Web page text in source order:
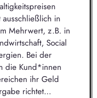
ausschließlich in
Mehrwert, z.B. in
Social
Bei der
die Kund*innen
ihr Geld
richtet...